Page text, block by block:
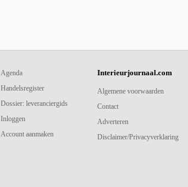
Agenda
Handelsregister
Dossier: leveranciergids
Inloggen
Account aanmaken
Interieurjournaal.com
Algemene voorwaarden
Contact
Adverteren
Disclaimer/Privacyverklaring